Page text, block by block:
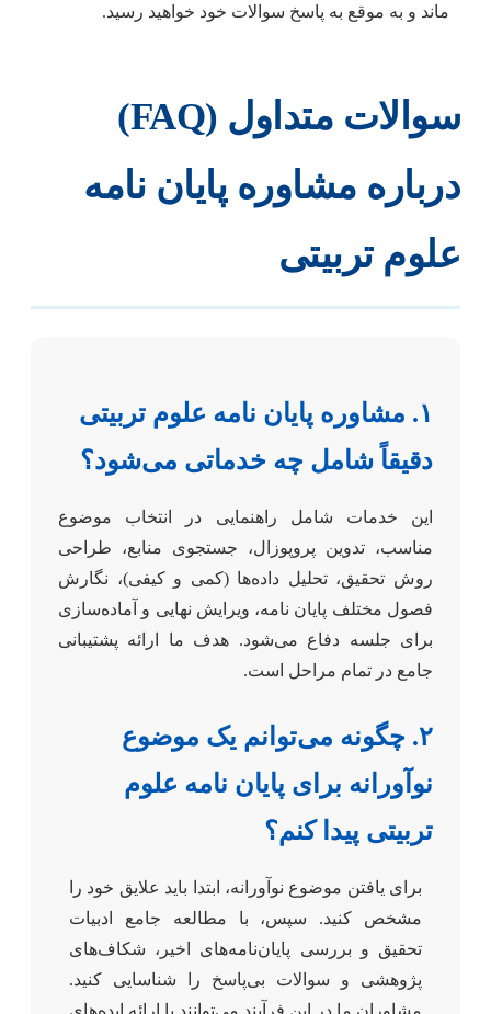
ماند و به موقع به پاسخ سوالات خود خواهید رسید.
سوالات متداول (FAQ)
درباره مشاوره پایان نامه
علوم تربیتی
۱. مشاوره پایان نامه علوم تربیتی
دقیقاً شامل چه خدماتی می‌شود؟
این خدمات شامل راهنمایی در انتخاب موضوع
مناسب، تدوین پروپوزال، جستجوی منابع، طراحی
روش تحقیق، تحلیل داده‌ها (کمی و کیفی)، نگارش
فصول مختلف پایان نامه، ویرایش نهایی و آماده‌سازی
برای جلسه دفاع می‌شود. هدف ما ارائه پشتیبانی
جامع در تمام مراحل است.
۲. چگونه می‌توانم یک موضوع
نوآورانه برای پایان نامه علوم
تربیتی پیدا کنم؟
برای یافتن موضوع نوآورانه، ابتدا باید علایق خود را
مشخص کنید. سپس، با مطالعه جامع ادبیات
تحقیق و بررسی پایان‌نامه‌های اخیر، شکاف‌های
پژوهشی و سوالات بی‌پاسخ را شناسایی کنید.
مشاوران ما در این فرآیند می‌توانند با ارائه ایده‌های